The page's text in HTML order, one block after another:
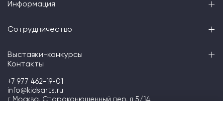
Информация
Сотрудничество
Выставки-конкурсы
Контакты
+7 977 462-19-01
info@kidsarts.ru
г Москва, Староконюшенный пер, д 5/14